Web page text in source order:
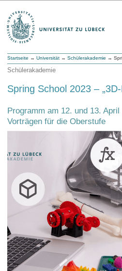
Startseite → Universität → Schülerakademie →
Schülerakademie
Spring School 2023 –
Programm am 12. und 13.
Vorträgen für die Oberstufe